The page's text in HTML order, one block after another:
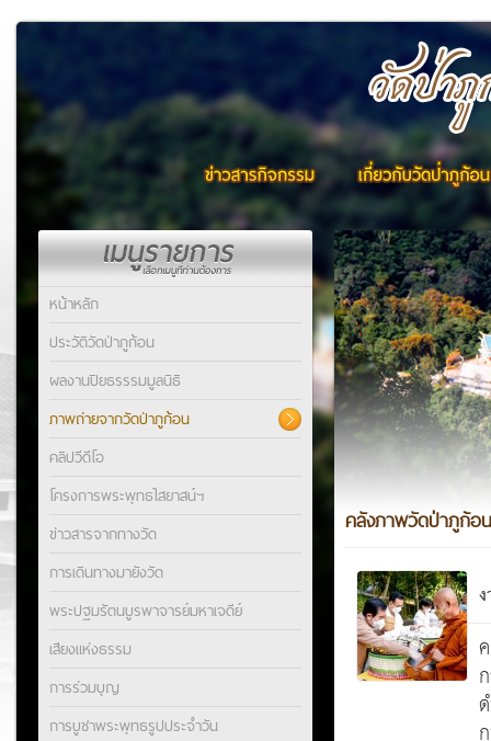
หน้าหลัก
ประวัติวัดป่าภูก้อน
ผลงานปิยธรรรมมูลนิธิ
ภาพถ่ายจากวัดป่าภูก้อน
คลิปวีดีโอ
โครงการพระพุทธไสยาสน์ฯ
ข่าวสารจากทางวัด
การเดินทางมายังวัด
พระปฐมรัตนบูรพาจารย์มหาเจดีย์
เสียงแห่งธรรม
การร่วมบุญ
การบูชาพระพุทธรูปประจำวัน
คลังภาพวัดป่าภูก้อ